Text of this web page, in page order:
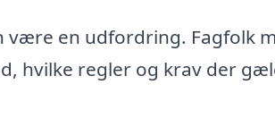
være en udfordring. Fagfolk
hvilke regler og krav der